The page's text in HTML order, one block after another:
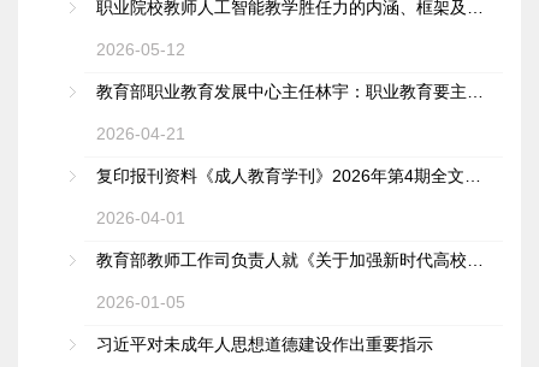
2026-05-12
2026-04-21
2026-04-01
2026-01-05
习近平对未成年人思想道德建设作出重要指示